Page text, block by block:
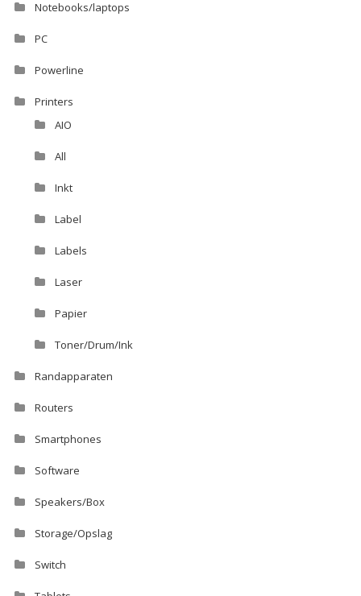
Notebooks/laptops
PC
Powerline
Printers
AIO
All
Inkt
Label
Labels
Laser
Papier
Toner/Drum/Ink
Randapparaten
Routers
Smartphones
Software
Speakers/Box
Storage/Opslag
Switch